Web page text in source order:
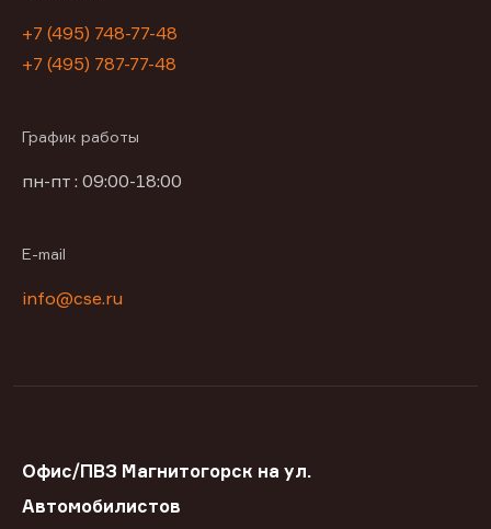
+7 (495) 748-77-48
+7 (495) 787-77-48
График работы
пн-пт : 09:00-18:00
E-mail
info@cse.ru
Офис/ПВЗ Магнитогорск на ул.
Автомобилистов